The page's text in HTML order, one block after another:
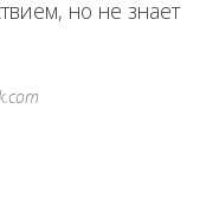
но не знает